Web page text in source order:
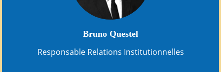
Bruno Questel
Responsable Relations Institutionnelles